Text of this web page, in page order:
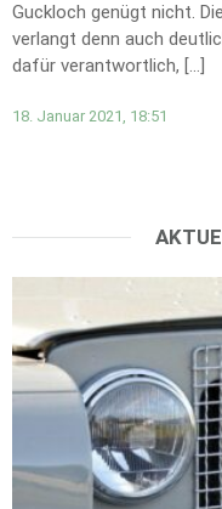
Guckloch genügt nicht.
verlangt denn auch
dafür verantwortlich, […]
18. Januar 2021, 18:51